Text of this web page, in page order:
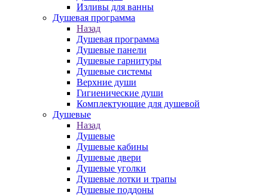
Изливы для ванны
Душевая программа
Назад
Душевая программа
Душевые панели
Душевые гарнитуры
Душевые системы
Верхние души
Гигиенические души
Комплектующие для душевой
Душевые
Назад
Душевые
Душевые кабины
Душевые двери
Душевые уголки
Душевые лотки и трапы
Душевые поддоны